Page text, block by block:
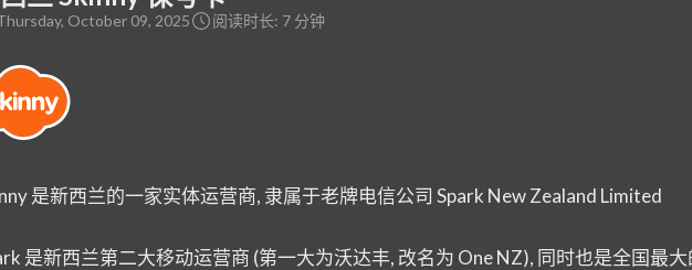
October 09, 2025 阅读时长: 7 分钟
是新西兰的一家实体运营商, 隶属于老牌电信公司 Spark New Zealand Limited
是新西兰第二大移动运营商 (第一大为沃达丰, 改名为 One NZ), 同时也是全国最